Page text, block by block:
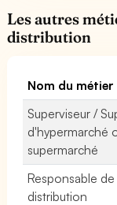
Les autres
distribution
Nom du métier
Superviseur /
d'hypermarché
supermarché
Responsable
distribution